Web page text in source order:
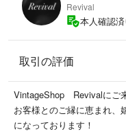
【カラー】
【シリアル】
12番台
【付属品】
ギャランティカード
Revival
本人確認済
取引の評価
VintageShop Revivalにご
お客様とのご縁に恵まれ、
になっております！